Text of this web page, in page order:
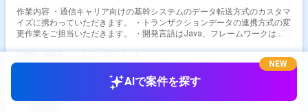
作業内容 ・通信キャリア向けの基幹システムのデータ転送方式のカスタマ
イズに携わっていただきます。 ・トランザクションデータの連携方式の変
更作業をご担当いただきます。 ・開発言語はJava、フレームワークは
AIで案件を探す
NEW